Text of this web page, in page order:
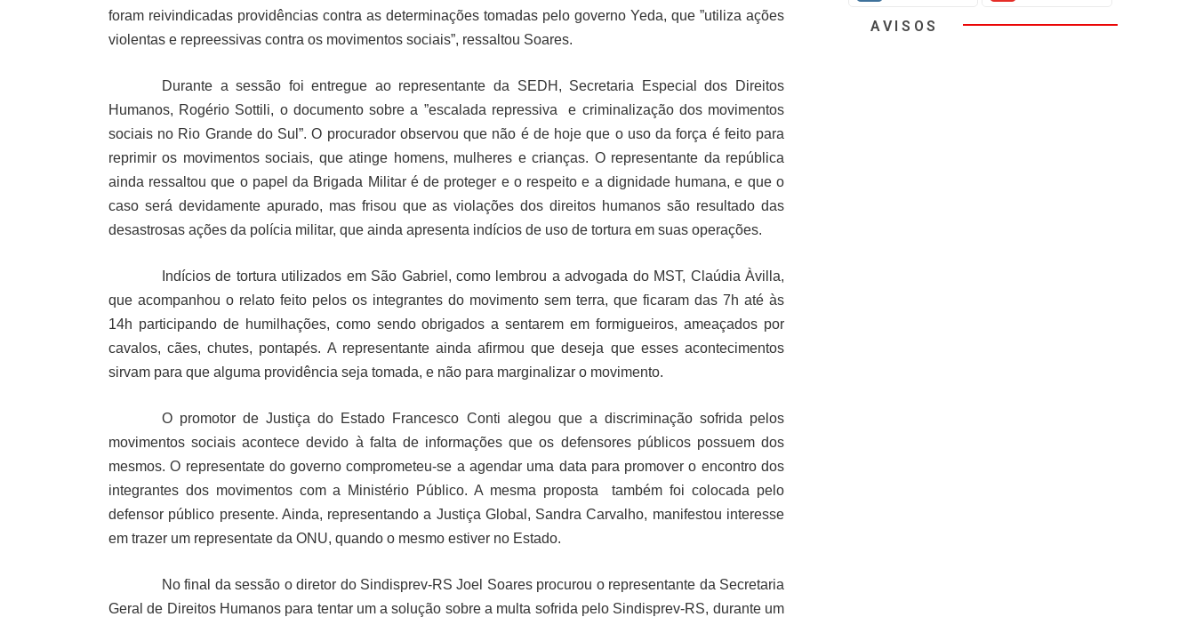
foram reivindicadas providências contra as determinações tomadas pelo governo Yeda, que ”utiliza ações
violentas e repreessivas contra os movimentos sociais”, ressaltou Soares.
Durante a sessão foi entregue ao representante da SEDH, Secretaria Especial dos Direitos
Humanos, Rogério Sottili, o documento sobre a ”escalada repressiva e criminalização dos movimentos
sociais no Rio Grande do Sul”. O procurador observou que não é de hoje que o uso da força é feito para
reprimir os movimentos sociais, que atinge homens, mulheres e crianças. O representante da república
ainda ressaltou que o papel da Brigada Militar é de proteger e o respeito e a dignidade humana, e que o
caso será devidamente apurado, mas frisou que as violações dos direitos humanos são resultado das
desastrosas ações da polícia militar, que ainda apresenta indícios de uso de tortura em suas operações.
Indícios de tortura utilizados em São Gabriel, como lembrou a advogada do MST, Claúdia Àvilla,
que acompanhou o relato feito pelos os integrantes do movimento sem terra, que ficaram das 7h até às
14h participando de humilhações, como sendo obrigados a sentarem em formigueiros, ameaçados por
cavalos, cães, chutes, pontapés. A representante ainda afirmou que deseja que esses acontecimentos
sirvam para que alguma providência seja tomada, e não para marginalizar o movimento.
O promotor de Justiça do Estado Francesco Conti alegou que a discriminação sofrida pelos
movimentos sociais acontece devido à falta de informações que os defensores públicos possuem dos
mesmos. O representate do governo comprometeu-se a agendar uma data para promover o encontro dos
integrantes dos movimentos com a Ministério Público. A mesma proposta também foi colocada pelo
defensor público presente. Ainda, representando a Justiça Global, Sandra Carvalho, manifestou interesse
em trazer um representate da ONU, quando o mesmo estiver no Estado.
No final da sessão o diretor do Sindisprev-RS Joel Soares procurou o representante da Secretaria
Geral de Direitos Humanos para tentar um a solução sobre a multa sofrida pelo Sindisprev-RS, durante um
AVISOS